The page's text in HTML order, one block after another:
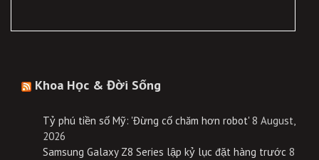
Khoa Học & Đời Sống
Tỷ phú tiền số Mỹ: 'Đừng cố chăm hơn robot' 8 August,
2026
Samsung Galaxy Z8 Series lập kỷ lục đặt hàng trước 8